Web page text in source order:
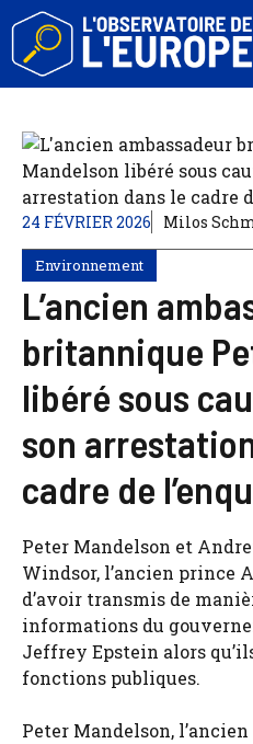
Aller
contenu
24 FÉVRIER 2026 Milos
Environnement
L’ancien
britannique
libéré sous
son
cadre de
Peter Mandelson et
Windsor, l’ancien prince
d’avoir transmis de
informations du
Jeffrey Epstein alors
fonctions publiques.
Peter Mandelson,